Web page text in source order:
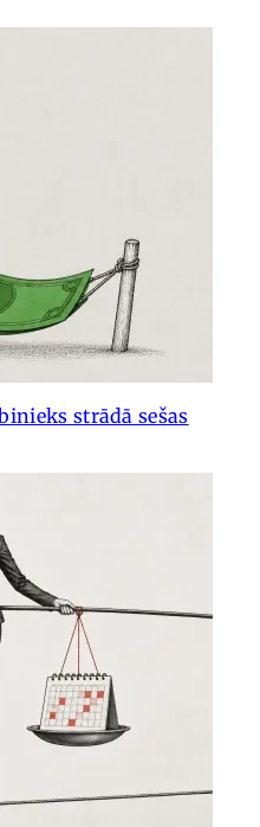
strādā sešas